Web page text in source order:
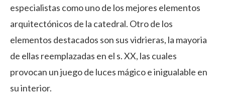
especialistas como uno de los mejores elementos
arquitectónicos de la catedral. Otro de los
elementos destacados son sus vidrieras, la mayoria
de ellas reemplazadas en el s. XX, las cuales
provocan un juego de luces mágico e inigualable en
su interior.